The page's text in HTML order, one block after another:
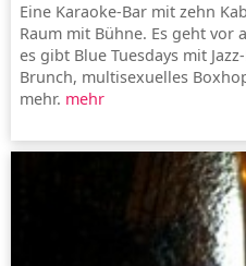
Eine Karaoke-Bar mit zehn
Raum mit Bühne. Es geht vor
es gibt Blue Tuesdays mit
Brunch, multisexuelles
mehr. mehr